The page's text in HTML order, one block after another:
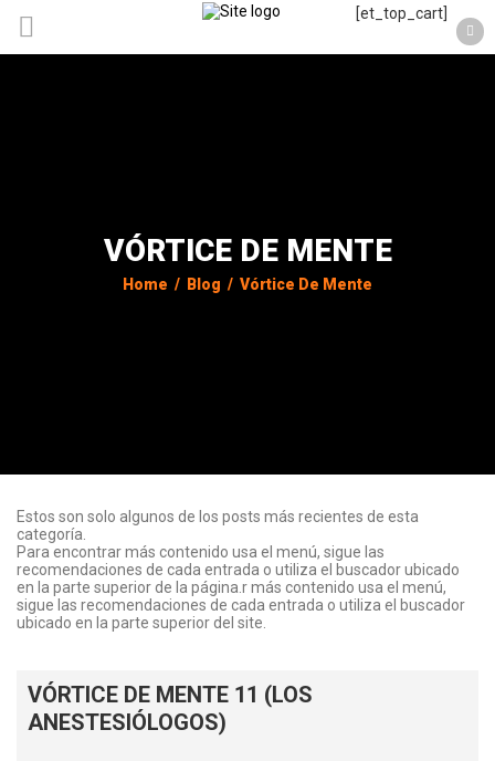
[et_top_cart]
VÓRTICE DE MENTE
Home / Blog / Vórtice De Mente
Estos son solo algunos de los posts más recientes de esta
categoría.
Para encontrar más contenido usa el menú, sigue las
recomendaciones de cada entrada o utiliza el buscador ubicado
en la parte superior de la página.r más contenido usa el menú,
sigue las recomendaciones de cada entrada o utiliza el buscador
ubicado en la parte superior del site.
VÓRTICE DE MENTE 11 (LOS
ANESTESIÓLOGOS)